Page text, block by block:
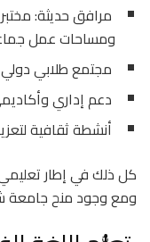
مرافق حديثة:
ومساحات عمل
مجتمع طلابي دولي
دعم إداري
أنشطة ثقافية
كل ذلك في إطار تعليمي
ومع وجود منح جامعة